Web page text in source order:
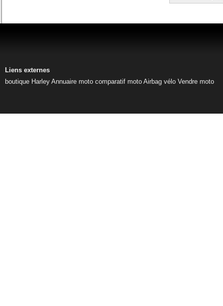
Liens externes
boutique Harley Annuaire moto comparatif moto Airbag vélo Vendre moto